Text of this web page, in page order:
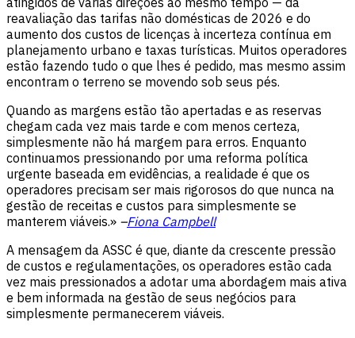
reavaliação das tarifas não domésticas de 2026 e do
aumento dos custos de licenças à incerteza contínua em
planejamento urbano e taxas turísticas. Muitos operadores
estão fazendo tudo o que lhes é pedido, mas mesmo assim
encontram o terreno se movendo sob seus pés.
Quando as margens estão tão apertadas e as reservas
chegam cada vez mais tarde e com menos certeza,
simplesmente não há margem para erros. Enquanto
continuamos pressionando por uma reforma política
urgente baseada em evidências, a realidade é que os
operadores precisam ser mais rigorosos do que nunca na
gestão de receitas e custos para simplesmente se
manterem viáveis.» –Fiona Campbell
A mensagem da ASSC é que, diante da crescente pressão
de custos e regulamentações, os operadores estão cada
vez mais pressionados a adotar uma abordagem mais ativa
e bem informada na gestão de seus negócios para
simplesmente permanecerem viáveis.